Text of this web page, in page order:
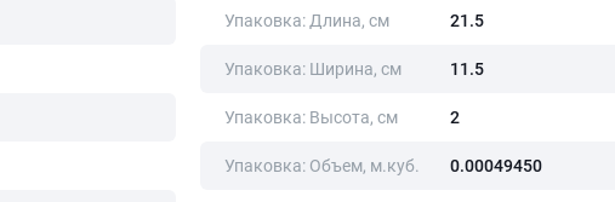
Упаковка: Длина, cм 21.5
Упаковка: Ширина, cм 11.5
Упаковка: Высота, cм 2
Упаковка: Объем, м.куб. 0.00049450